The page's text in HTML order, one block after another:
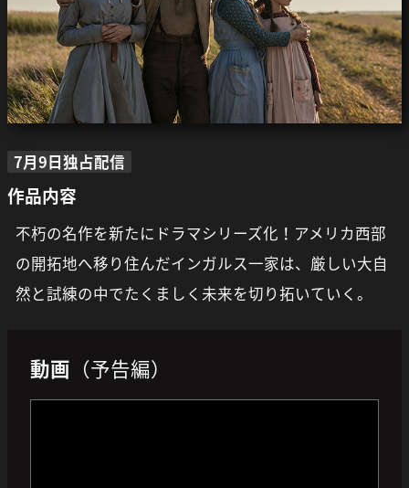
7月9日独占配信
作品内容
不朽の名作を新たにドラマシリーズ化！アメリカ西部
の開拓地へ移り住んだインガルス一家は、厳しい大自
然と試練の中でたくましく未来を切り拓いていく。
動画 （予告編）